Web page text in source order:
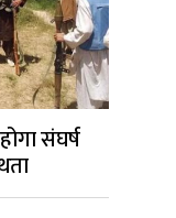
संघर्ष